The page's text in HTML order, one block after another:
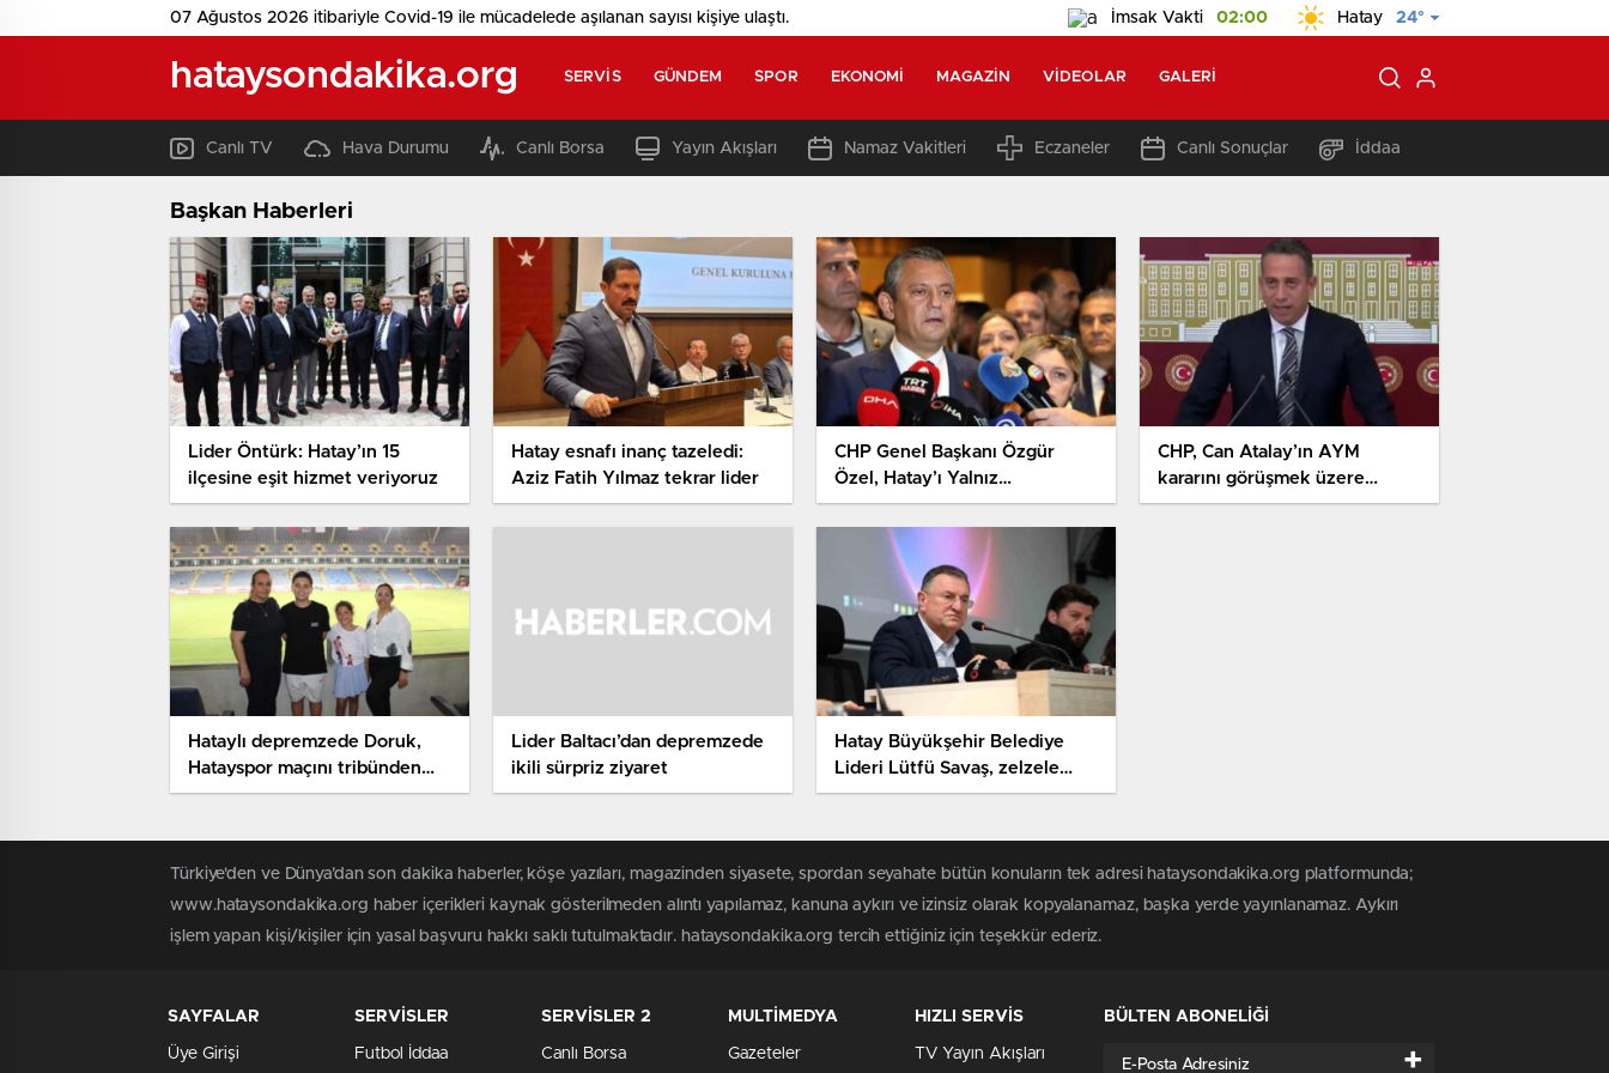
07 Ağustos 2026 itibariyle Covid-19 ile mücadelede aşılanan sayısı kişiye ulaştı. İmsak Vakti 02:00 Hatay 24°
hataysondakika.org SERVIS GÜNDEM SPOR EKONOMI MAGAZIN VIDEOLAR GALERI
Canlı TV Hava Durumu Canlı Borsa Yayın Akışları Namaz Vakitleri Eczaneler Canlı Sonuçlar İddaa
Başkan Haberleri
Lider Öntürk: Hatay’ın 15
ilçesine eşit hizmet veriyoruz
Hatay esnafı inanç tazeledi:
Aziz Fatih Yılmaz tekrar lider
CHP Genel Başkanı Özgür
Özel, Hatay’ı Yalnız
Bırakmayacaklarını Vurguladı
CHP, Can Atalay’ın AYM
kararını görüşmek üzere
TBMM’yi harika toplantıya
Hataylı depremzede Doruk,
Hatayspor maçını tribünden
izledi
Lider Baltacı’dan depremzede
ikili sürpriz ziyaret
Hatay Büyükşehir Belediye
Lideri Lütfü Savaş, zelzele
sonrası gelişmeleri
Türkiye'den ve Dünya’dan son dakika haberler, köşe yazıları, magazinden siyasete, spordan seyahate bütün konuların tek adresi hataysondakika.org platformunda;
www.hataysondakika.org haber içerikleri kaynak gösterilmeden alıntı yapılamaz, kanuna aykırı ve izinsiz olarak kopyalanamaz, başka yerde yayınlanamaz. Aykırı
işlem yapan kişi/kişiler için yasal başvuru hakkı saklı tutulmaktadır. hataysondakika.org tercih ettiğiniz için teşekkür ederiz.
SAYFALAR
Üye Girişi
SERVİSLER
Futbol İddaa
SERVİSLER 2
Canlı Borsa
MULTİMEDYA
Gazeteler
HIZLI SERVİS
TV Yayın Akışları
BÜLTEN ABONELİĞİ
+